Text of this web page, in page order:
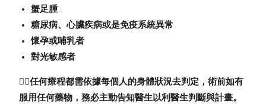
蟹足腫
糖尿病、心臟疾病或是免疫系統異常
懷孕或哺乳者
對光敏感者
👉🏻任何療程都需依據每個人的身體狀況去判定，術前如有
服用任何藥物，務必主動告知醫生以利醫生判斷與計畫。